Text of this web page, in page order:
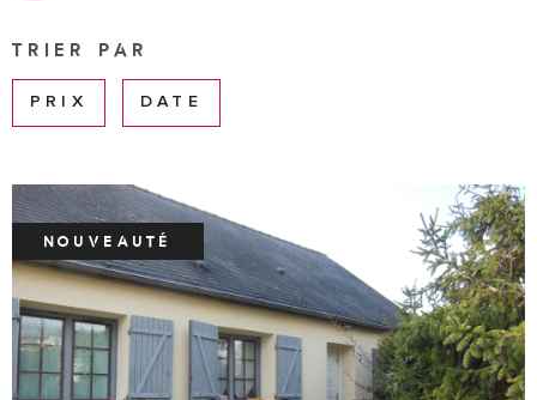
DE
TRIER PAR
PRIX DATE
NOUVEAUTÉ
VOIR LE BIEN
SUPPLÉMENTAIRES
Piscine
Parking
Terrasse